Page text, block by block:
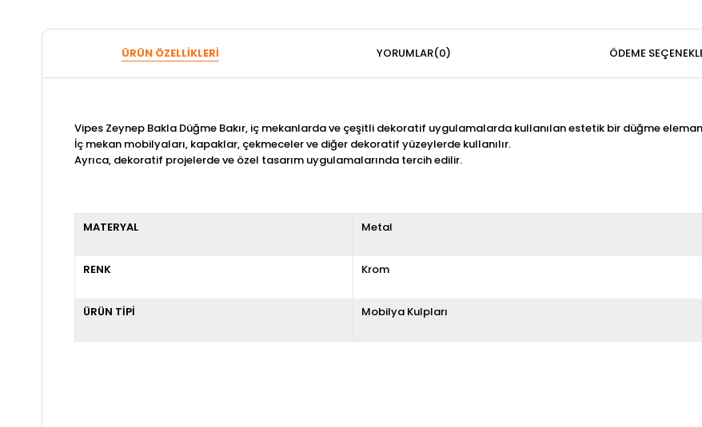
ÜRÜN ÖZELLIKLERI YORUMLAR(0) ÖDEME
Vipes Zeynep Bakla Düğme Bakır, iç mekanlarda ve çeşitli dekoratif uygulamalarda kullanılan estetik bir düğme
İç mekan mobilyaları, kapaklar, çekmeceler ve diğer dekoratif yüzeylerde kullanılır.
Ayrıca, dekoratif projelerde ve özel tasarım uygulamalarında tercih edilir.
MATERYAL Metal
RENK Krom
ÜRÜN TİPİ Mobilya Kulpları